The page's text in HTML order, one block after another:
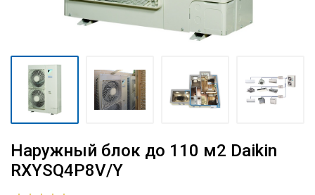
Наружный блок до 110 м2 Daikin
RXYSQ4P8V/Y